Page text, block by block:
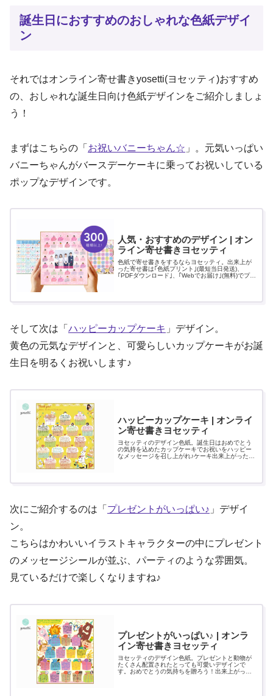
誕生日におすすめのおしゃれな色紙デザイ
ン
それではオンライン寄せ書きyosetti(ヨセッティ)おすすめ
の、おしゃれな誕生日向け色紙デザインをご紹介しましょ
う！
まずはこちらの「 お祝いバニーちゃん☆ 」。元気いっぱい
バニーちゃんがバースデーケーキに乗ってお祝いしている
ポップなデザインです。
人気・おすすめのデザイン | オン
ライン寄せ書きヨセッティ
色紙で寄せ書きをするならヨセッティ。出来上が
った寄せ書は｢色紙プリント｣(最短当日発送)、
｢PDFダウンロード｣、｢Webでお届け｣(無料)でプレ
そして次は「 ハッピーカップケーキ 」デザイン。
黄色の元気なデザインと、可愛らしいカップケーキがお誕
生日を明るくお祝いします♪
ハッピーカップケーキ | オンライ
ン寄せ書きヨセッティ
ヨセッティのデザイン色紙。誕生日はおめでとう
の気持を込めたカップケーキでお祝いをハッピー
なメッセージを召し上がれ♪ケーキ出来上がった寄
次にご紹介するのは「 プレゼントがいっぱい♪ 」デザイ
ン。
こちらはかわいいイラストキャラクターの中にプレゼント
のメッセージシールが並ぶ、パーティのような雰囲気。
見ているだけで楽しくなりますね♪
プレゼントがいっぱい♪ | オンラ
イン寄せ書きヨセッティ
ヨセッティのデザイン色紙。プレゼントと動物が
たくさん配置されたとっても可愛いデザインで
す。おめでとうの気持ちを贈ろう！出来上がった